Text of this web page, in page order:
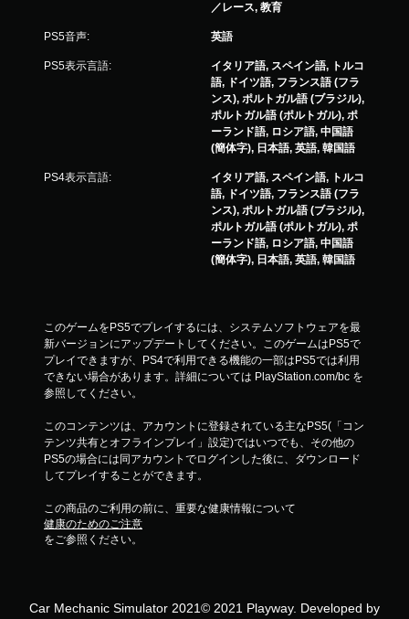
／レース, 教育
PS5音声: 英語
PS5表示言語:
イタリア語, スペイン語, トルコ
語, ドイツ語, フランス語 (フラ
ンス), ポルトガル語 (ブラジル),
ポルトガル語 (ポルトガル), ポ
ーランド語, ロシア語, 中国語
(簡体字), 日本語, 英語, 韓国語
PS4表示言語:
イタリア語, スペイン語, トルコ
語, ドイツ語, フランス語 (フラ
ンス), ポルトガル語 (ブラジル),
ポルトガル語 (ポルトガル), ポ
ーランド語, ロシア語, 中国語
(簡体字), 日本語, 英語, 韓国語
このゲームをPS5でプレイするには、システムソフトウェアを最
新バージョンにアップデートしてください。このゲームはPS5で
プレイできますが、PS4で利用できる機能の一部はPS5では利用
できない場合があります。詳細については PlayStation.com/bc を
参照してください。
このコンテンツは、アカウントに登録されている主なPS5(「コン
テンツ共有とオフラインプレイ」設定)ではいつでも、その他の
PS5の場合には同アカウントでログインした後に、ダウンロード
してプレイすることができます。
この商品のご利用の前に、重要な健康情報について
健康のためのご注意
をご参照ください。
Car Mechanic Simulator 2021© 2021 Playway. Developed by